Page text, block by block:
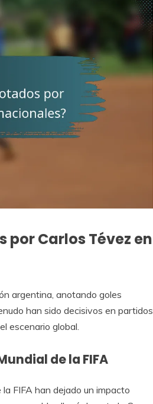
por Carlos Tévez en
argentina, anotando goles
han sido decisivos en partidos
escenario global.
de la FIFA
FIFA han dejado un impacto